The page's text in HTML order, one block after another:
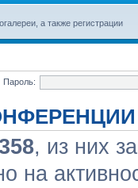
а также регистрации
Пароль:
, из них
на